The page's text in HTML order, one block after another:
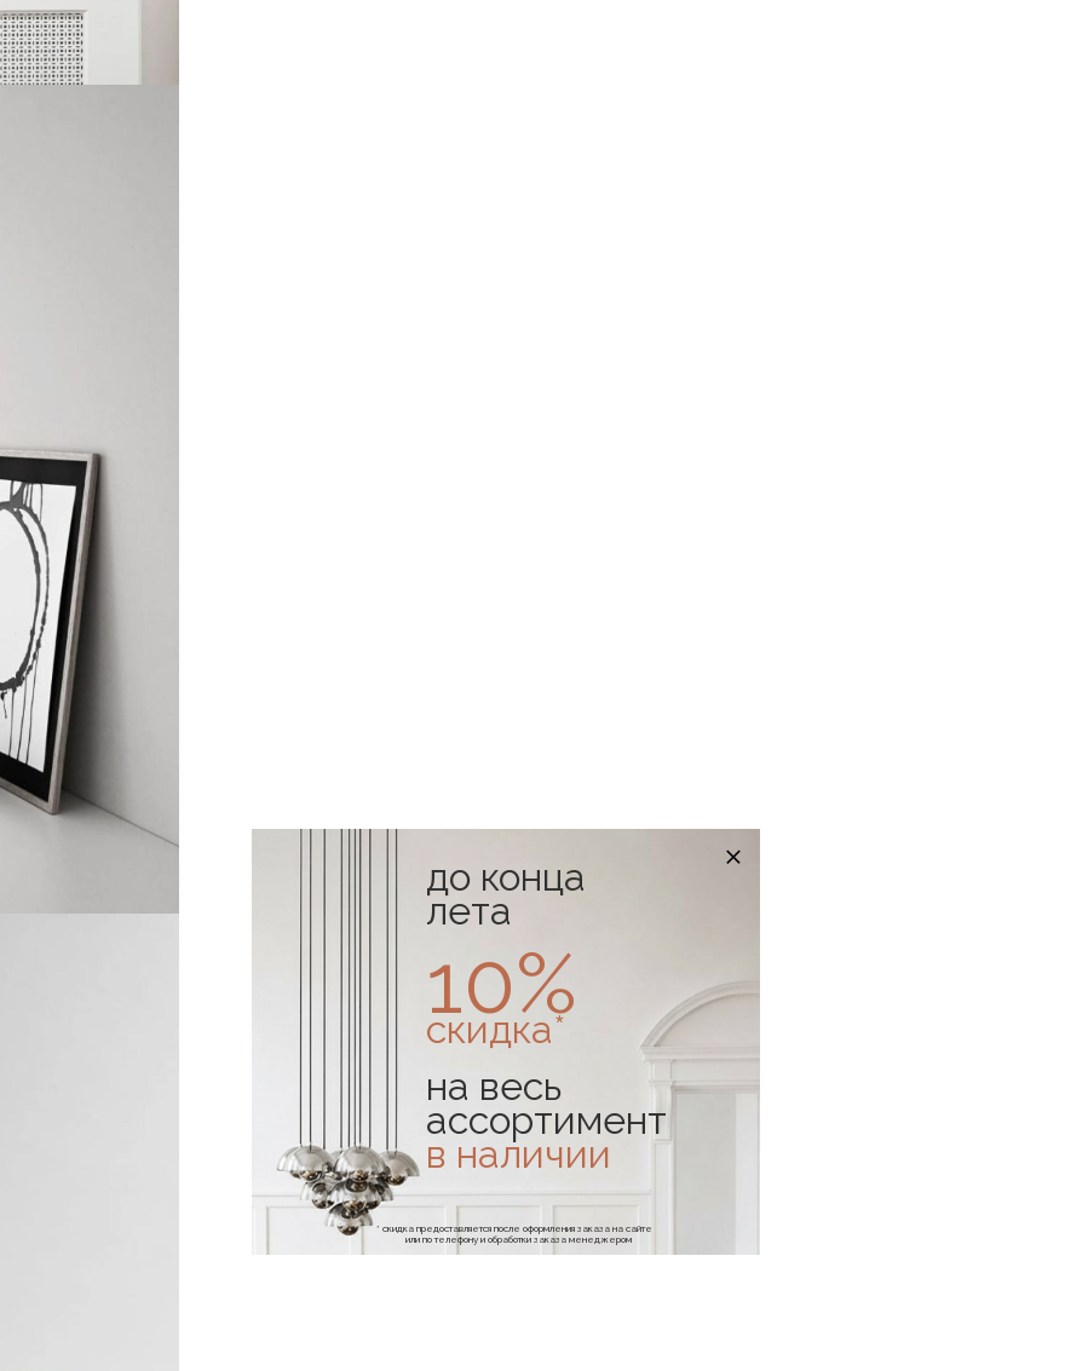
до конца
лета
10%
скидка*
на весь
ассортимент
в наличии
* скидка предоставляется после оформления заказа на сайте
или по телефону и обработки заказа менеджером